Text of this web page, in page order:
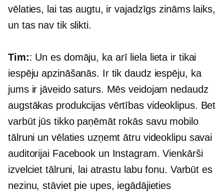
vēlaties, lai tas augtu, ir vajadzīgs zināms laiks,
un tas nav tik slikti.
Tim:: Un es domāju, ka arī liela lieta ir tikai
iespēju apzināšanās. Ir tik daudz iespēju, ka
jums ir jāveido saturs. Mēs veidojam nedaudz
augstākas produkcijas vērtības videoklipus. Bet
varbūt jūs tikko paņēmāt rokās savu mobilo
tālruni un vēlaties uzņemt ātru videoklipu savai
auditorijai Facebook un Instagram. Vienkārši
izvelciet tālruni, lai atrastu labu fonu. Varbūt es
nezinu, stāviet pie upes, iegādājieties